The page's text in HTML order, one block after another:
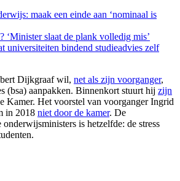
maak een einde aan ‘nominaal is
‘Minister slaat de plank volledig mis’
universiteiten bindend studieadvies zelf
Dijkgraaf wil, net als zijn voorganger,
(bsa) aanpakken. Binnenkort stuurt hij zijn
Kamer. Het voorstel van voorganger Ingrid
in 2018 niet door de kamer. De
is hetzelfde: de stress